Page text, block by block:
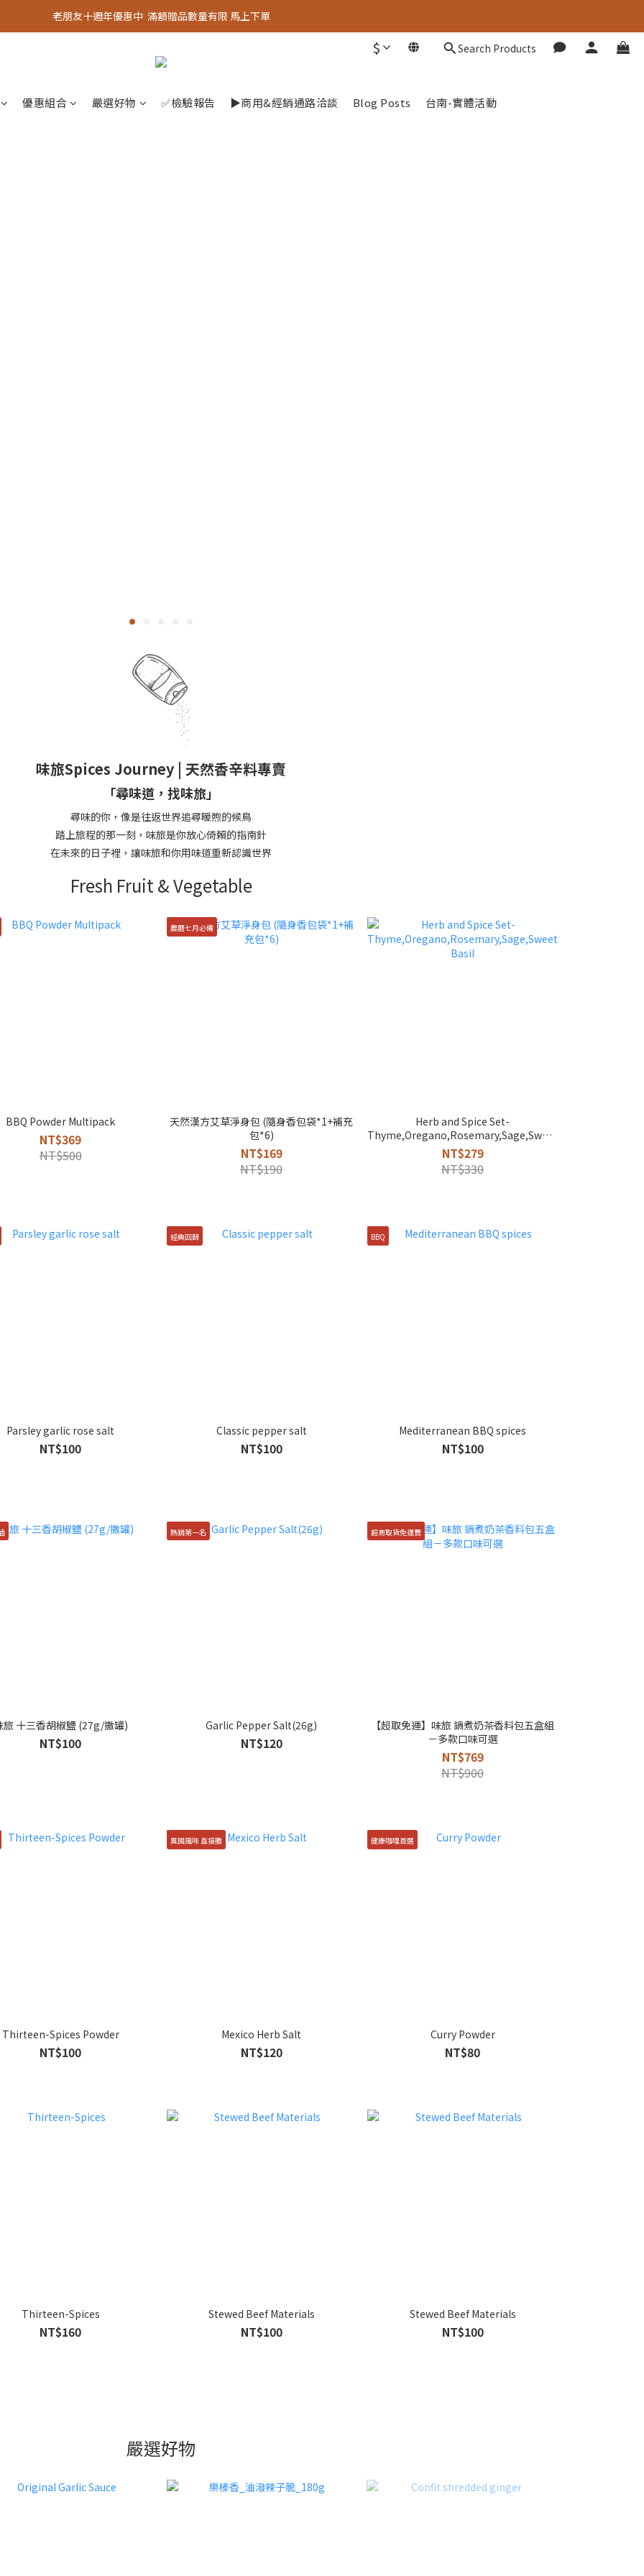
老朋友十週年優惠中  滿額贈品數量有限 馬上下單
老朋友十週年優惠中  滿額贈品數量有限 馬上下單
$ Search Products
優惠組合 嚴選好物 ✅檢驗報告 ▶︎商用&經銷通路洽談 Blog Posts 台南-實體活動
味旅Spices Journey | 天然香辛料專賣
「尋味道，找味旅」
尋味的你，像是往返世界追尋暖煦的候鳥
踏上旅程的那一刻，味旅是你放心倚賴的指南針
在未來的日子裡，讓味旅和你用味道重新認識世界
Fresh Fruit & Vegetable
BBQ Powder Multipack
NT$369
NT$500
農曆七月必備
天然漢方艾草淨身包 (隨身香包袋*1+補充
包*6)
NT$169
NT$190
Herb and Spice Set-
Thyme,Oregano,Rosemary,Sage,Sweet
Basil
NT$279
NT$330
Parsley garlic rose salt
NT$100
經典回歸
Classic pepper salt
NT$100
BBQ
Mediterranean BBQ spices
NT$100
旅 十三香胡椒鹽 (27g/撒罐)
NT$100
熱銷第一名
Garlic Pepper Salt(26g)
NT$120
超商取貨免運費
【超取免運】味旅 鍋煮奶茶香料包五盒組
－多款口味可選
NT$769
NT$900
Thirteen-Spices Powder
NT$100
異國風味 直接撒
Mexico Herb Salt
NT$120
健康咖哩首選
Curry Powder
NT$80
Thirteen-Spices
NT$160
Stewed Beef Materials
NT$100
Stewed Beef Materials
NT$100
嚴選好物